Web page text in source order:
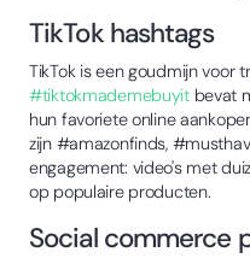
TikTok hashtags
TikTok is een goudmijn voor
#tiktokmademebuyitbevat
hun favoriete online
zijn #amazonfinds,
engagement: video's met
op populaire producten.
Social commerce